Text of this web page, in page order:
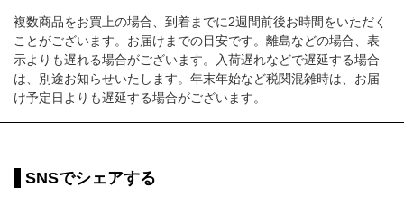
複数商品をお買上の場合、到着までに2週間前後お時間をいただく
ことがございます。お届けまでの目安です。離島などの場合、表
示よりも遅れる場合がございます。入荷遅れなどで遅延する場合
は、別途お知らせいたします。年末年始など税関混雑時は、お届
け予定日よりも遅延する場合がございます。
SNSでシェアする